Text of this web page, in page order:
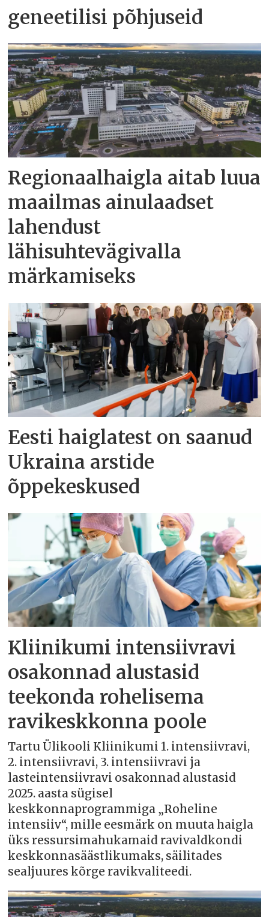
geneetilisi põhjuseid
Regionaalhaigla aitab luua
maailmas ainulaadset
lahendust
lähisuhtevägivalla
märkamiseks
Eesti haiglatest on saanud
Ukraina arstide
õppekeskused
Kliinikumi intensiivravi
osakonnad alustasid
teekonda rohelisema
ravikeskkonna poole
Tartu Ülikooli Kliinikumi 1. intensiivravi,
2. intensiivravi, 3. intensiivravi ja
lasteintensiivravi osakonnad alustasid
2025. aasta sügisel
keskkonnaprogrammiga „Roheline
intensiiv“, mille eesmärk on muuta haigla
üks ressursimahukamaid ravivaldkondi
keskkonnasäästlikumaks, säilitades
sealjuures kõrge ravikvaliteedi.